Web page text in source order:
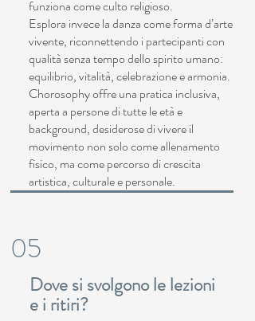
funziona come culto religioso.
Esplora invece la danza come forma d’arte
vivente, riconnettendo i partecipanti con
qualità senza tempo dello spirito umano:
equilibrio, vitalità, celebrazione e armonia.
Chorosophy offre una pratica inclusiva,
aperta a persone di tutte le età e
background, desiderose di vivere il
movimento non solo come allenamento
fisico, ma come percorso di crescita
artistica, culturale e personale.
05
Dove si svolgono le lezioni
e i ritiri?